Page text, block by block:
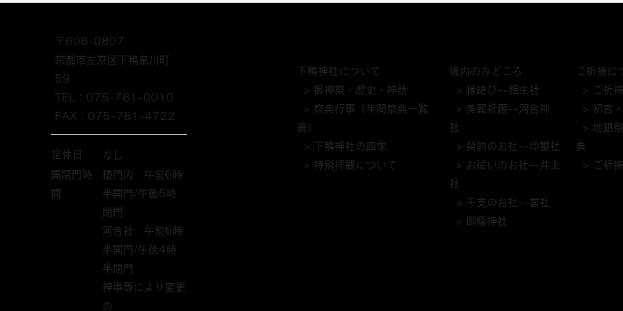
ビー in 京都洛北・静原 開
下鴨神社について
> 御神祭・歴史・神話
> 祭典行事（年間祭典一覧
表）
> 下鴨神社の四季
> 特別拝観について
境内のみどころ
> 縁結び--相生社
> 美麗祈願--河合神
社
> 契約のお社--印璽社
> お祓いのお社--井上
社
> 干支のお社--言社
> 御蔭神社
ご祈祷
> ご祈
> 初宮
> 地鎮
典
> ご祈
〒606-0807
京都市左京区下鴨泉川町
59
TEL：075-781-0010
FAX：075-781-4722
定休日
なし
開閉門時
間
楼門内 午前6時
半開門/午後5時
閉門
河合社 午前6時
半開門/午後4時
半閉門
神事等により変更
の